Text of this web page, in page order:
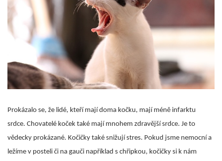
Prokázalo se, že lidé, kteří mají doma kočku, mají méně infarktu
srdce. Chovatelé koček také mají mnohem zdravější srdce. Je to
vědecky prokázané. Kočičky také snižují stres. Pokud jsme nemocní a
ležíme v posteli či na gauči například s chřipkou, kočičky si k nám